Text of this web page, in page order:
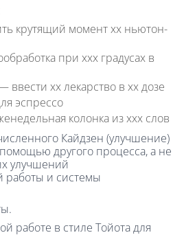
крутящий момент хх ньютон-
при ххх градусах в
хх лекарство в хх дозе
эспрессо
колонка из ххх слов
Кайдзен (улучшение)
другого процесса, а не
улучшений
работы и системы
работе в стиле Тойота для